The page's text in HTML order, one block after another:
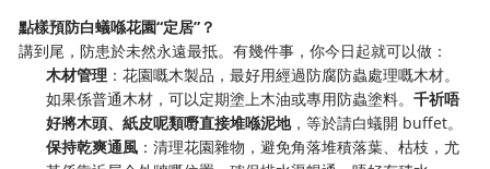
點樣預防白蟻喺花園“定居”？
講到尾，防患於未然永遠最抵。有幾件事，你今日起就可以做：
木材管理 ：花園嘅木製品，最好用經過防腐防蟲處理嘅木材。
如果係普通木材，可以定期塗上木油或專用防蟲塗料。千祈唔
好將木頭、紙皮呢類嘢直接堆喺泥地，等於請白蟻開 buffet。
保持乾爽通風 ：清理花園雜物，避免角落堆積落葉、枯枝，尤